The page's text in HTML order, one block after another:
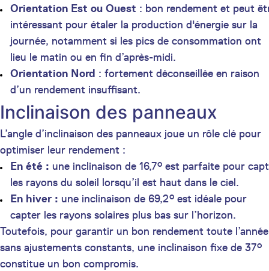
Orientation Est ou Ouest : bon rendement et peut
intéressant pour étaler la production d'énergie sur la
journée, notamment si les pics de consommation ont
lieu le matin ou en fin d’après-midi.
Orientation Nord : fortement déconseillée en raison
d’un rendement insuffisant.
Inclinaison des panneaux
L’angle d’inclinaison des panneaux joue un rôle clé pour
optimiser leur rendement :
En été : une inclinaison de 16,7° est parfaite pour
les rayons du soleil lorsqu’il est haut dans le ciel.
En hiver : une inclinaison de 69,2° est idéale pour
capter les rayons solaires plus bas sur l’horizon.
Toutefois, pour garantir un bon rendement toute l’année
sans ajustements constants, une inclinaison fixe de 37°
constitue un bon compromis.